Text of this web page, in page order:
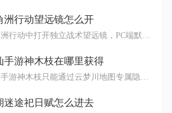
洲行动望远镜怎么开
三角洲行动中打开独立战术望远镜，PC端默认按下数字键5调出道具轮盘选中望远镜，再点击鼠标左键即可开启，移动端需要先在背包装备望远镜，点击屏幕道具栏图标就能进入望远视角，没有装备该道具则无法调出望远功能。想要正常使用望远镜，第一步必须提前完成装备配置，只有侦察干员可以在战前配装界面把望远镜放进背包道具槽，其他职业只能在对局内搜刮物资拾取，未将道具放入快捷栏，即便捡到装备也无法快速呼出。对局开局前在干员配置页找到战术道具栏，把望远镜填入对应空位，进入对局后才能通过快捷键一键调出，
手游神木枝在哪里获得
诛仙手游神木枝只能通过云梦川地图专属隐藏任务暗恋有谁知领取，无商城兑换、副本掉落等其他获取渠道，整套流程核心分为定点时段钓鱼、八卦炉合成道具、完成任务三步。想要开启任务首先要抵达云梦川指定钓鱼点位，打开地图锁定坐标77,77的水域区域，此处会刷新专属垂钓小鸡，只有小鸡存在时才能钓到任务所需鱼类，普通钓鱼区域无法产出对应鱼种。地图内鱼类严格按照固定时段刷新，10点可钓鲟鱼、16点产出胖头鱼、19点刷新桂鱼、22点出现乌鱼，13点产出的鳕鱼无需收集，若是将鳕鱼混入合成材料，即便触
迷途祀日赋怎么进去